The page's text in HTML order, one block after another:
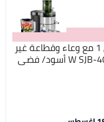
سوناشي خلاط وعصارة 4 في 1 مع وعاء وقطاعة غير